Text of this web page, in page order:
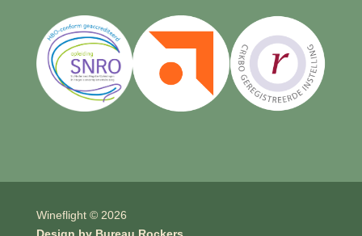
Wineflight © 2026